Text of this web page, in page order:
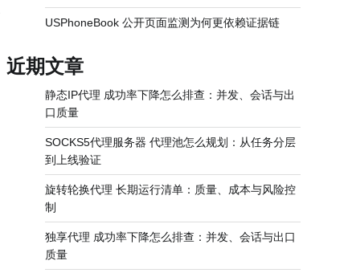
USPhoneBook 公开页面监测为何更依赖证据链
近期文章
静态IP代理 成功率下降怎么排查：并发、会话与出
口质量
SOCKS5代理服务器 代理池怎么规划：从任务分层
到上线验证
旋转轮换代理 长期运行清单：质量、成本与风险控
制
独享代理 成功率下降怎么排查：并发、会话与出口
质量